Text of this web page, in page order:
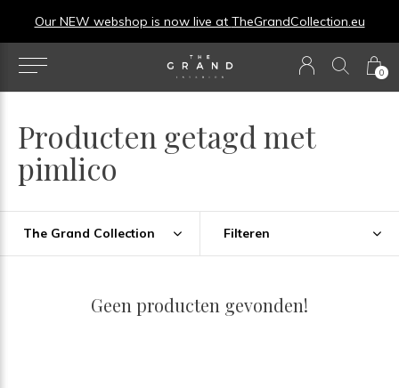
0
Our NEW webshop is now live at TheGrandCollection.eu
Producten getagd met
pimlico
The Grand Collection Filteren
Geen producten gevonden!